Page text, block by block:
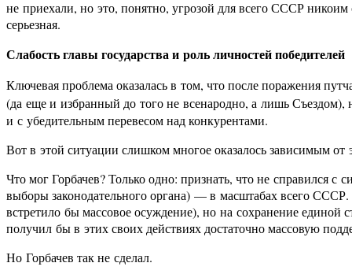
не приехали, но это, понятно, угрозой для всего СССР
серьезная.
Слабость главы государства и роль личностей победителей
Ключевая проблема оказалась в том, что после поражения
(да еще и избранный до того не всенародно, а лишь
и с убедительным перевесом над конкурентами.
Вот в этой ситуации слишком многое оказалось зависимым от
Что мог Горбачев? Только одно: признать, что не справился с
выборы законодательного органа) — в масштабах всего
встретило бы массовое осуждение), но на сохранение
получил бы в этих своих действиях достаточно массовую
Но Горбачев так не сделал.